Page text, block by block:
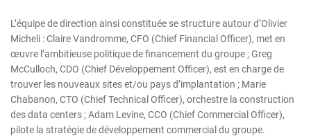
L’équipe de direction ainsi constituée se structure autour d’Olivier
Micheli : Claire Vandromme, CFO (Chief Financial Officer), met en
œuvre l’ambitieuse politique de financement du groupe ; Greg
McCulloch, CDO (Chief Développement Officer), est en charge de
trouver les nouveaux sites et/ou pays d’implantation ; Marie
Chabanon, CTO (Chief Technical Officer), orchestre la construction
des data centers ; Adam Levine, CCO (Chief Commercial Officer),
pilote la stratégie de développement commercial du groupe.